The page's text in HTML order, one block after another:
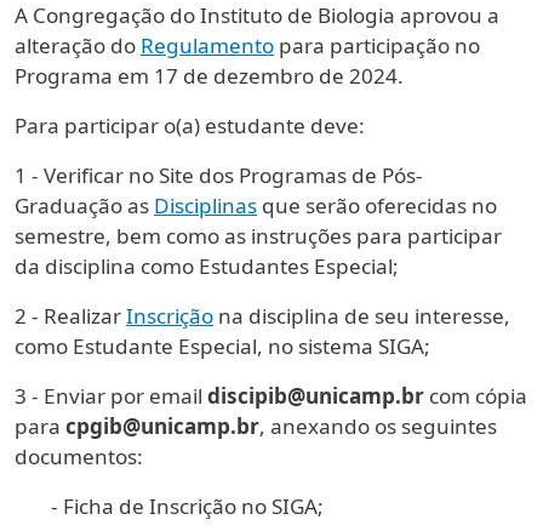
A Congregação do Instituto de Biologia aprovou a
alteração do Regulamento para participação no
Programa em 17 de dezembro de 2024.
Para participar o(a) estudante deve:
1 - Verificar no Site dos Programas de Pós-
Graduação as Disciplinas que serão oferecidas no
semestre, bem como as instruções para participar
da disciplina como Estudantes Especial;
2 - RealizarInscrição na disciplina de seu interesse,
como Estudante Especial, no sistema SIGA;
3 - Enviar por email discipib@unicamp.br com cópia
para cpgib@unicamp.br, anexando os seguintes
documentos:
- Ficha de Inscrição no SIGA;